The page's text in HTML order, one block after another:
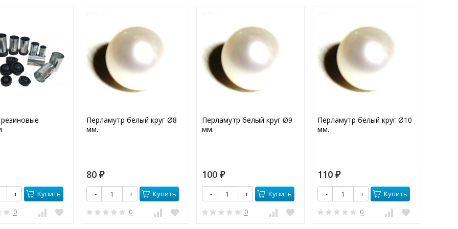
+ Купить
0
Перламутр белый круг Ø8
мм.
80 ₽
- + Купить
0
Перламутр белый круг Ø9
мм.
100 ₽
- + Купить
0
Перламутр белый круг Ø10
мм.
110 ₽
- + Купить
0